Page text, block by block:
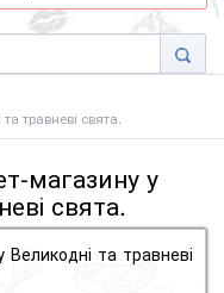
травневі свята.
магазину у
свята.
Великодні та травневі